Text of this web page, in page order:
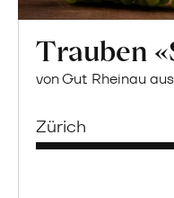
Trauben
von Gut Rheinau
Zürich